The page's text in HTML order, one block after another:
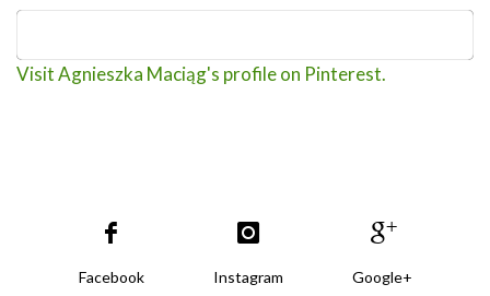
Visit Agnieszka Maciąg's profile on Pinterest.
Facebook Instagram Google+